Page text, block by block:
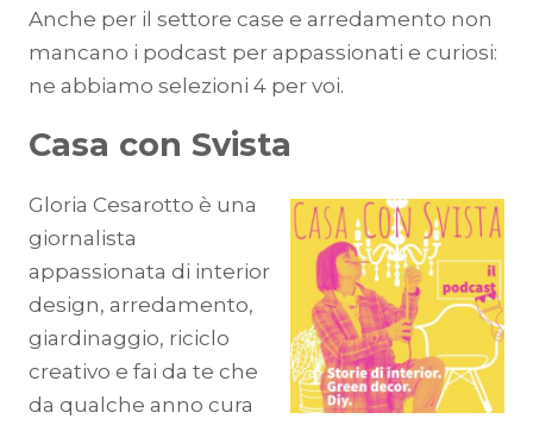
Anche per il settore case e arredamento non
mancano i podcast per appassionati e curiosi:
ne abbiamo selezioni 4 per voi.
Casa con Svista
Gloria Cesarotto è una
giornalista
appassionata di interior
design, arredamento,
giardinaggio, riciclo
creativo e fai da te che
da qualche anno cura